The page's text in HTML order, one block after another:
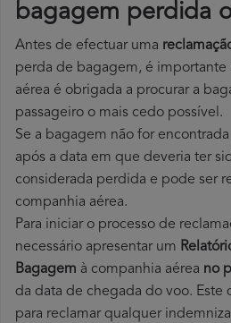
bagagem perdida
Antes de efectuar uma
perda de bagagem, é importante
aérea é obrigada a procurar a
passageiro o mais cedo possível.
Se a bagagem não for
após a data em que deveria ter
considerada perdida e pode ser
companhia aérea.
Para iniciar o processo de
necessário apresentar um
Bagagem à companhia aérea no
da data de chegada do voo. Este
para reclamar qualquer